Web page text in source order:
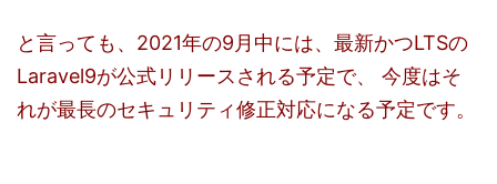
と言っても、2021年の9月中には、最新かつLTSの
Laravel9が公式リリースされる予定で、
今度はそ
れが最長のセキュリティ修正対応になる予定です。